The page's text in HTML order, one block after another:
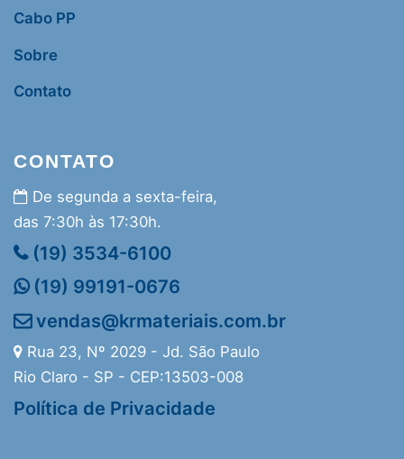
Cabo PP
Sobre
Contato
CONTATO
De segunda a sexta-feira,
das 7:30h às 17:30h.
(19) 3534-6100
(19) 99191-0676
vendas@krmateriais.com.br
Rua 23, Nº 2029 - Jd. São Paulo
Rio Claro - SP - CEP:13503-008
Política de Privacidade